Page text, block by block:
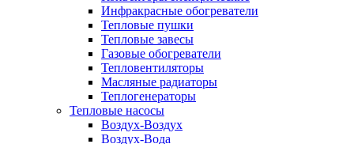
Инфракрасные обогреватели
Тепловые пушки
Тепловые завесы
Газовые обогреватели
Тепловентиляторы
Масляные радиаторы
Теплогенераторы
Тепловые насосы
Воздух-Воздух
Воздух-Вода